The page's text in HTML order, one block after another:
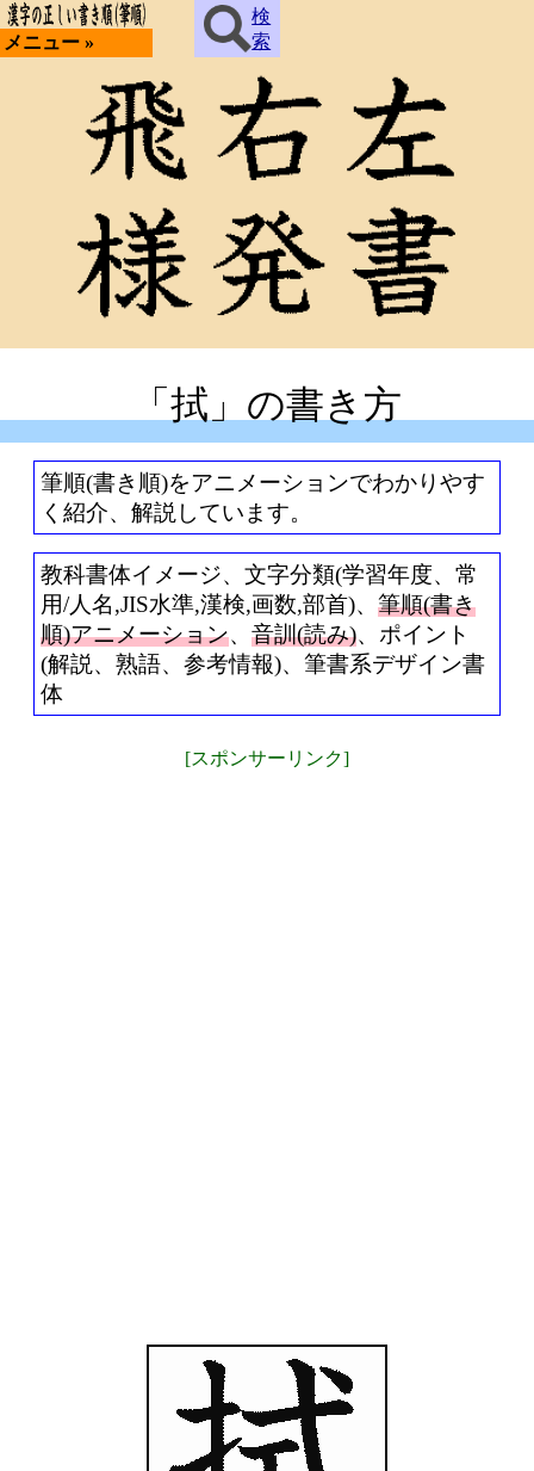
メニュー »
検
索
「拭」の書き方
筆順(書き順)をアニメーションでわかりやす
く紹介、解説しています。
教科書体イメージ、文字分類(学習年度、常
用/人名,JIS水準,漢検,画数,部首)、 筆順(書き
順)アニメーション、 音訓(読み)、ポイント
(解説、熟語、参考情報)、筆書系デザイン書
体
[スポンサーリンク]